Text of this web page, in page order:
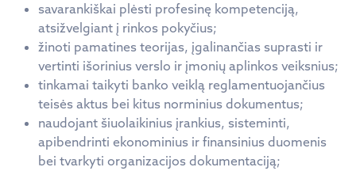
savarankiškai plėsti profesinę kompetenciją,
atsižvelgiant į rinkos pokyčius;
žinoti pamatines teorijas, įgalinančias suprasti ir
vertinti išorinius verslo ir įmonių aplinkos veiksnius;
tinkamai taikyti banko veiklą reglamentuojančius
teisės aktus bei kitus norminius dokumentus;
naudojant šiuolaikinius įrankius, sisteminti,
apibendrinti ekonominius ir finansinius duomenis
bei tvarkyti organizacijos dokumentaciją;